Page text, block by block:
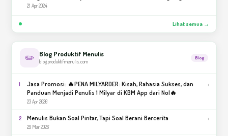
21 Apr 2024
Lihat semua →
✏️ Blog Produktif Menulis
blog.produktifmenulis.com
Blog
1
Jasa Promosi: 🔥PENA MILYARDER: Kisah, Rahasia Sukses, dan
Panduan Menjadi Penulis 1 Milyar di KBM App dari Nol🔥
23 Apr 2026
›
2 Menulis Bukan Soal Pintar, Tapi Soal Berani Bercerita
29 Mar 2026
›